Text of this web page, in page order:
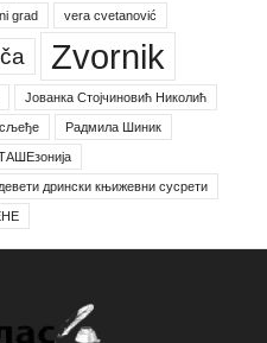
grad vera cvetanović
Zvornik
Јованка Стојчиновић Николић
Радмила Шиник
девети дрински књижевни сусрети